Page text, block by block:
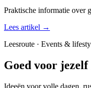
Praktische informatie over
Lees artikel →
Leesroute · Events &
Goed voor jezelf
Ideeën voor volle dagen,